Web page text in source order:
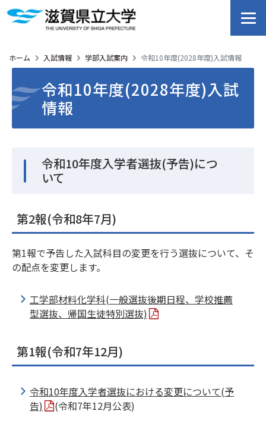
ホーム 入試情報 学部入試案内 令和10年度(2028年度)入試情報
令和10年度(2028年度)入試
情報
令和10年度入学者選抜(予告)につ
いて
第2報(令和8年7月)
第1報で予告した入試科目の変更を行う選抜について、そ
の配点を変更します。
工学部材料化学科(一般選抜後期日程、学校推薦
型選抜、帰国生徒特別選抜)
第1報(令和7年12月)
令和10年度入学者選抜における変更について(予
告)
(令和7年12月公表)